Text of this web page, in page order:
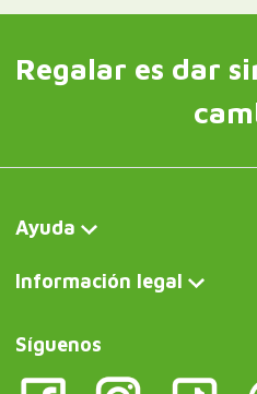
Regalar es dar
Ayuda
Información legal
Síguenos